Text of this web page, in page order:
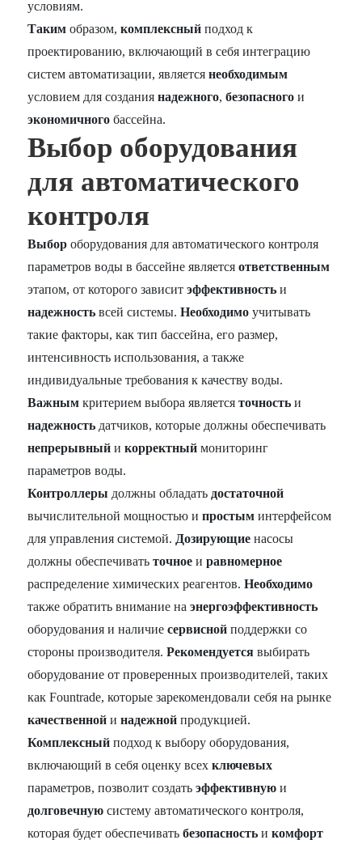
условиям.
Таким образом,комплексный подход к
проектированию, включающий в себя интеграцию
систем автоматизации, являетсянеобходимым
условием для созданиянадежного,безопасного и
экономичного бассейна.
Выбор оборудования
для автоматического
контроля
Выбор оборудования для автоматического контроля
параметров воды в бассейне являетсяответственным
этапом, от которого зависитэффективность и
надежность всей системы.Необходимо учитывать
такие факторы, как тип бассейна, его размер,
интенсивность использования, а также
индивидуальные требования к качеству воды.
Важным критерием выбора являетсяточность и
надежность датчиков, которые должны обеспечивать
непрерывный икорректный мониторинг
параметров воды.
Контроллеры должны обладать достаточной
вычислительной мощностью ипростым интерфейсом
для управления системой. Дозирующие насосы
должны обеспечиватьточное иравномерное
распределение химических реагентов.Необходимо
также обратить внимание наэнергоэффективность
оборудования и наличиесервисной поддержки со
стороны производителя.Рекомендуется выбирать
оборудование от проверенных производителей, таких
как Fountrade, которые зарекомендовали себя на рынке
качественной инадежной продукцией.
Комплексный подход к выбору оборудования,
включающий в себя оценку всехключевых
параметров, позволит создатьэффективную и
долговечную систему автоматического контроля,
которая будет обеспечиватьбезопасность икомфорт